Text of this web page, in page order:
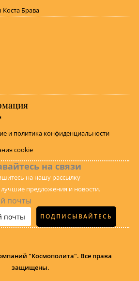
Брава
и политика конфиденциальности
cookie
на связи
на нашу рассылку
лучшие предложения и новости.
почты
ПОДПИСЫВАЙТЕСЬ
"Космополита". Все права
защищены.